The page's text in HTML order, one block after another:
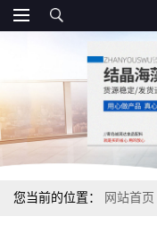
您当前的位置： 网站首页